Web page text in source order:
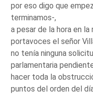
por eso digo que
terminamos-,
a pesar de la hora en
portavoces el señor
no tenía ninguna
parlamentaria
hacer toda la
puntos del orden del